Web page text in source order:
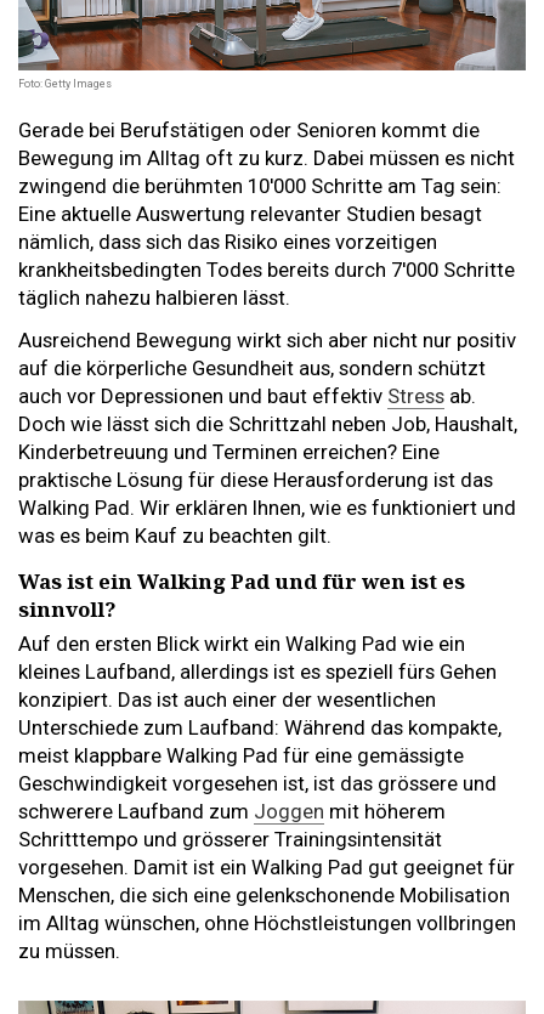
Foto: Getty Images
Gerade bei Berufstätigen oder Senioren kommt die
Bewegung im Alltag oft zu kurz. Dabei müssen es nicht
zwingend die berühmten 10'000 Schritte am Tag sein:
Eine aktuelle Auswertung relevanter Studien besagt
nämlich, dass sich das Risiko eines vorzeitigen
krankheitsbedingten Todes bereits durch 7'000 Schritte
täglich nahezu halbieren lässt.
Ausreichend Bewegung wirkt sich aber nicht nur positiv
auf die körperliche Gesundheit aus, sondern schützt
auch vor Depressionen und baut effektiv Stress ab.
Doch wie lässt sich die Schrittzahl neben Job, Haushalt,
Kinderbetreuung und Terminen erreichen? Eine
praktische Lösung für diese Herausforderung ist das
Walking Pad. Wir erklären Ihnen, wie es funktioniert und
was es beim Kauf zu beachten gilt.
Was ist ein Walking Pad und für wen ist es
sinnvoll?
Auf den ersten Blick wirkt ein Walking Pad wie ein
kleines Laufband, allerdings ist es speziell fürs Gehen
konzipiert. Das ist auch einer der wesentlichen
Unterschiede zum Laufband: Während das kompakte,
meist klappbare Walking Pad für eine gemässigte
Geschwindigkeit vorgesehen ist, ist das grössere und
schwerere Laufband zum Joggen mit höherem
Schritttempo und grösserer Trainingsintensität
vorgesehen. Damit ist ein Walking Pad gut geeignet für
Menschen, die sich eine gelenkschonende Mobilisation
im Alltag wünschen, ohne Höchstleistungen vollbringen
zu müssen.